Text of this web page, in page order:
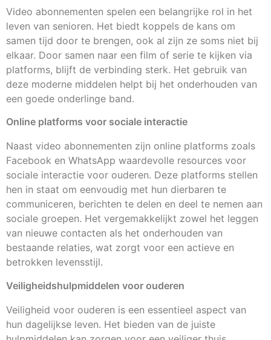
Video abonnementen spelen een belangrijke rol in het
leven van senioren. Het biedt koppels de kans om
samen tijd door te brengen, ook al zijn ze soms niet bij
elkaar. Door samen naar een film of serie te kijken via
platforms, blijft de verbinding sterk. Het gebruik van
deze moderne middelen helpt bij het onderhouden van
een goede onderlinge band.
Online platforms voor sociale interactie
Naast video abonnementen zijn online platforms zoals
Facebook en WhatsApp waardevolle resources voor
sociale interactie voor ouderen. Deze platforms stellen
hen in staat om eenvoudig met hun dierbaren te
communiceren, berichten te delen en deel te nemen aan
sociale groepen. Het vergemakkelijkt zowel het leggen
van nieuwe contacten als het onderhouden van
bestaande relaties, wat zorgt voor een actieve en
betrokken levensstijl.
Veiligheidshulpmiddelen voor ouderen
Veiligheid voor ouderen is een essentieel aspect van
hun dagelijkse leven. Het bieden van de juiste